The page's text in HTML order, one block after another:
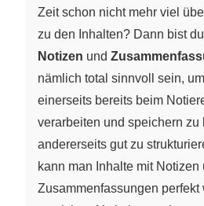
Zeit schon nicht mehr viel
zu den Inhalten? Dann bist
Notizen und
nämlich total sinnvoll sein,
einerseits bereits beim
verarbeiten und speichern zu
andererseits gut zu
kann man Inhalte mit Notizen
Zusammenfassungen perfekt